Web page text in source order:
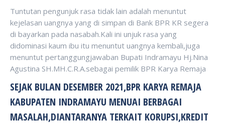
Tuntutan pengunjuk rasa tidak lain adalah menuntut
kejelasan uangnya yang di simpan di Bank BPR KR segera
di bayarkan pada nasabah.Kali ini unjuk rasa yang
didominasi kaum ibu itu menuntut uangnya kembali,juga
menuntut pertanggungjawaban Bupati Indramayu Hj.Nina
Agustina SH.MH.C.R.A.sebagai pemilik BPR Karya Remaja
SEJAK BULAN DESEMBER 2021,BPR KARYA REMAJA
KABUPATEN INDRAMAYU MENUAI BERBAGAI
MASALAH,DIANTARANYA TERKAIT KORUPSI,KREDIT